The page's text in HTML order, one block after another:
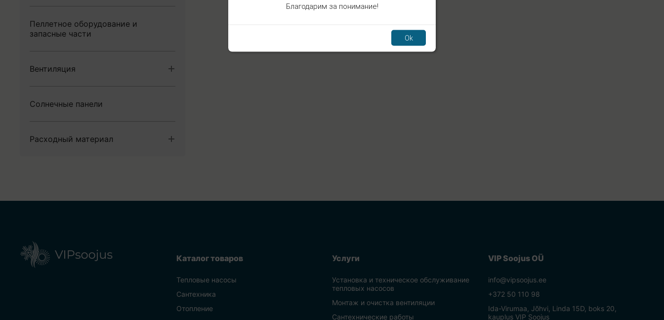
Isolatsiooni tarvikud
Пеллетное оборудование и
запасные части
Вентиляция
Фитинги
Солнечные панели
Расходный материал
Каталог товаров
Тепловые насосы
Сантехника
Отопление
Услуги
Установка и техническое обслуживание
тепловых насосов
Монтаж и очистка вентиляции
Сантехнические работы
VIP Soojus OÜ
info@vipsoojus.ee
+372 50 110 98
Ida-Virumaa, Jõhvi, Linda 15D, boks 20,
kauplus VIP Soojus
Благодарим за понимание!
Ok